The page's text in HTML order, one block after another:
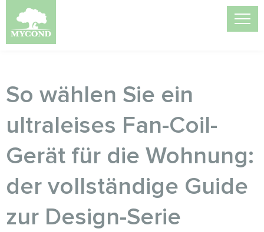
So wählen Sie ein
ultraleises Fan-Coil-
Gerät für die Wohnung:
der vollständige Guide
zur Design-Serie